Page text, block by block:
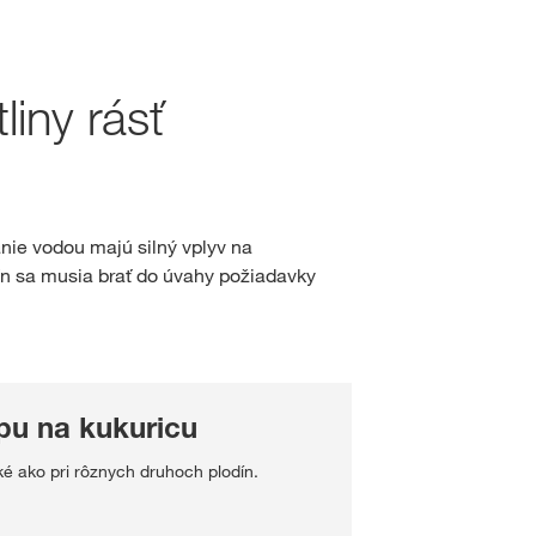
na
rásť
vodou majú silný vplyv na
sa musia brať do úvahy požiadavky
na kukuricu
ako pri rôznych druhoch plodín.